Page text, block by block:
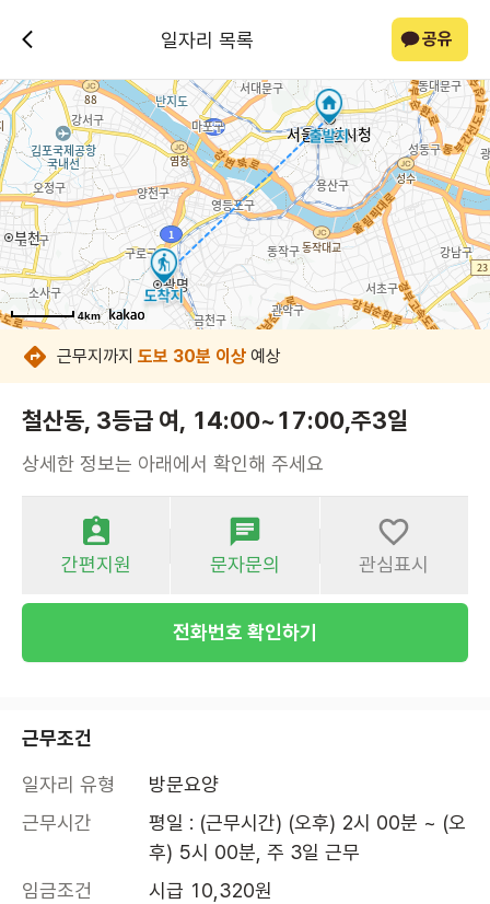
일자리 목록 공유
4km
4km
4km
4km
4km
4km
4km
4km
근무지까지 도보 30분 이상 예상
철산동, 3등급 여, 14:00~17:00,주3일
상세한 정보는 아래에서 확인해 주세요
간편지원 문자문의 관심표시
전화번호 확인하기
근무조건
일자리 유형
방문요양
근무시간
평일 : (근무시간) (오후) 2시 00분 ~ (오
후) 5시 00분, 주 3일 근무
임금조건
시급 10,320원